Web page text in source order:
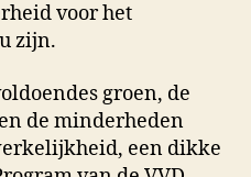
voor het
zijn.
groen, de
de minderheden
een dikke